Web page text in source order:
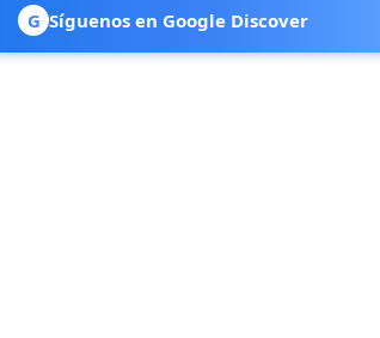
G Síguenos en Google Discover